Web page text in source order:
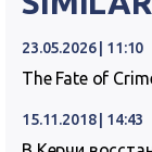
23.05.2026 | 11:10
The Fate of
15.11.2018 | 14:43